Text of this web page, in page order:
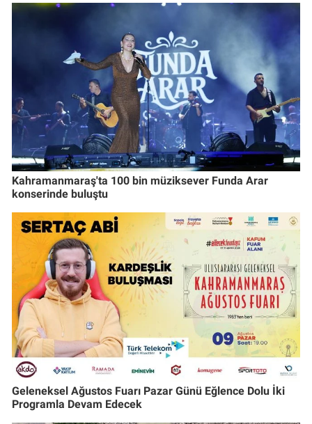
Kahramanmaraş'ta 100 bin müziksever Funda Arar
konserinde buluştu
Geleneksel Ağustos Fuarı Pazar Günü Eğlence Dolu İki
Programla Devam Edecek